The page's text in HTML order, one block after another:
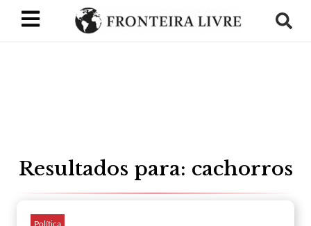
Resultados para: cachorros
Política